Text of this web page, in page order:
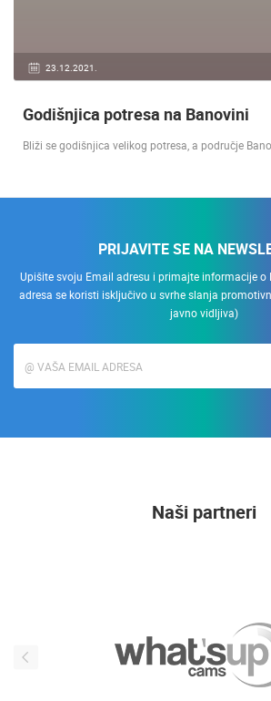
23.12.2021.
Godišnjica potresa na Banovini
Bliži se godišnjica velikog potresa, a područje
PRIJAVITE SE NA
Upišite svoju Email adresu i primajte informacije o
adresa se koristi isključivo u svrhe slanja
javno vidljiva)
Naši partneri